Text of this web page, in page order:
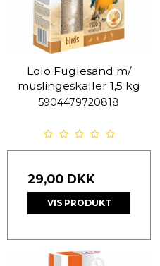
Lolo Fuglesand m/
muslingeskaller 1,5 kg
5904479720818
29,00 DKK
VIS PRODUKT